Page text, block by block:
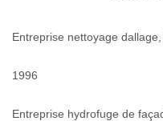
Entreprise nettoyage
1996
Entreprise hydrofuge de